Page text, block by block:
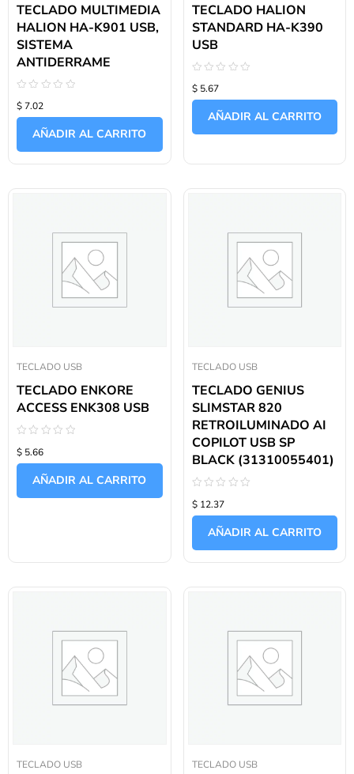
TECLADO MULTIMEDIA
HALION HA-K901 USB,
SISTEMA
ANTIDERRAME
con
0
$ 7.02
AÑADIR AL CARRITO
TECLADO HALION
STANDARD HA-K390
USB
con
0
$ 5.67
AÑADIR AL CARRITO
TECLADO USB
TECLADO ENKORE
ACCESS ENK308 USB
con
0
$ 5.66
AÑADIR AL CARRITO
TECLADO USB
TECLADO GENIUS
SLIMSTAR 820
RETROILUMINADO AI
COPILOT USB SP
BLACK (31310055401)
con
0
$ 12.37
AÑADIR AL CARRITO
TECLADO USB TECLADO USB